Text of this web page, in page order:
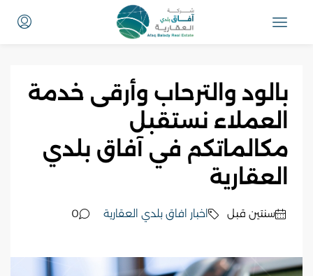
بالود والترحاب وأرقى خدمة
العملاء نستقبل
مكالماتكم في آفاق بلدي
العقارية
‏سنتين قبل اخبار افاق بلدي العقارية 0